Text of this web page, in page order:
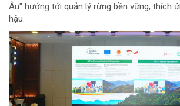
Âu" hướng tới quản lý rừng bền vững, thích
hậu.